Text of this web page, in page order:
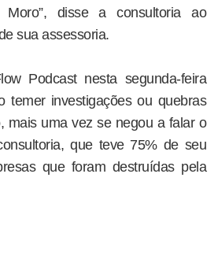
disse a consultoria ao
sua assessoria.
Podcast nesta segunda-feira
temer investigações ou quebras
mais uma vez se negou a falar o
que teve 75% de seu
que foram destruídas pela